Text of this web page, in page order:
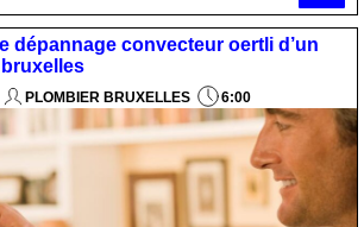
dépannage convecteur oertli d’un
PLOMBIER BRUXELLES 6:00